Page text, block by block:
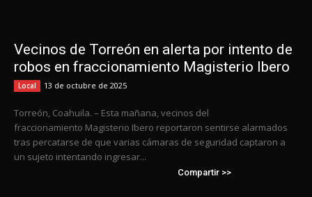
Vecinos de Torreón en alerta por intento de
robos en fraccionamiento Magisterio Ibero
Local 13 de octubre de 2025
Torreón, Coahuila. – Esta mañana, vecinos del
fraccionamiento Magisterio Ibero reportaron sentirse alarmados
tras percatarse de que varias cámaras de seguridad captaron a
un sujeto intentando ingresar...
Compartir >>